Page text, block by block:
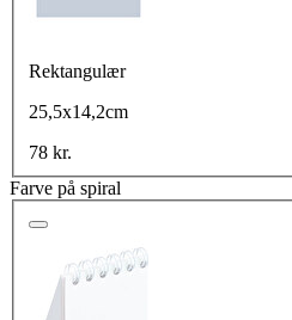
Rektangulær
25,5x14,2cm
78 kr.
Farve på spiral